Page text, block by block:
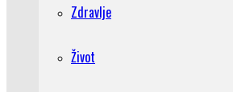
Zdravlje
Život